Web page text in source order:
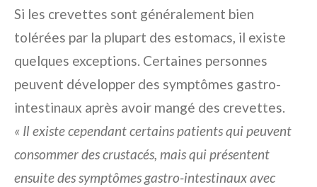
Si les crevettes sont généralement bien
tolérées par la plupart des estomacs, il existe
quelques exceptions. Certaines personnes
peuvent développer des symptômes gastro-
intestinaux après avoir mangé des crevettes.
« Il existe cependant certains patients qui peuvent
consommer des crustacés, mais qui présentent
ensuite des symptômes gastro-intestinaux avec